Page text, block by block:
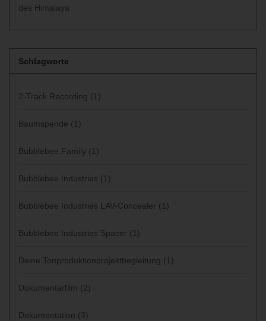
des Himalaya
Schlagworte
2-Track Recording (1)
Baumspende (1)
Bubblebee Family (1)
Bubblebee Industries (1)
Bubblebee Industries LAV-Concealer (1)
Bubblebee Industries Spacer (1)
Deine Tonproduktionprojektbegleitung (1)
Dokumentarfilm (2)
Dokumentation (3)